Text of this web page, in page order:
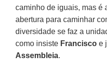
caminho de iguais, mas é
abertura para caminhar
diversidade se faz a
como insiste Francisco e
Assembleia.